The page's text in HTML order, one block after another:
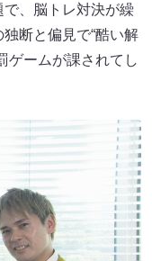
、脳トレ対決が繰
断と偏見で“酷い解
ゲームが課されてし